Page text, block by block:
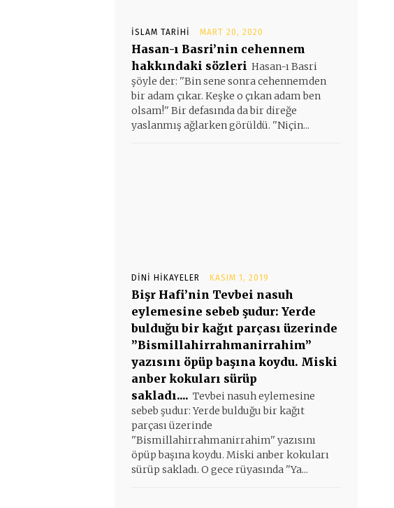
İSLAM TARIHI MART 20, 2020
Hasan-ı Basri’nin cehennem
hakkındaki sözleri Hasan-ı Basri
şöyle der: ''Bin sene sonra cehennemden
bir adam çıkar. Keşke o çıkan adam ben
olsam!'' Bir defasında da bir direğe
yaslanmış ağlarken görüldü. ''Niçin...
DINI HIKAYELER KASIM 1, 2019
Bişr Hafi’nin Tevbei nasuh
eylemesine sebeb şudur: Yerde
bulduğu bir kağıt parçası üzerinde
”Bismillahirrahmanirrahim”
yazısını öpüp başına koydu. Miski
anber kokuları sürüp
sakladı.... Tevbei nasuh eylemesine
sebeb şudur: Yerde bulduğu bir kağıt
parçası üzerinde
''Bismillahirrahmanirrahim'' yazısını
öpüp başına koydu. Miski anber kokuları
sürüp sakladı. O gece rüyasında ''Ya...